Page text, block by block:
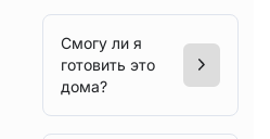
Смогу ли я
готовить это
дома?